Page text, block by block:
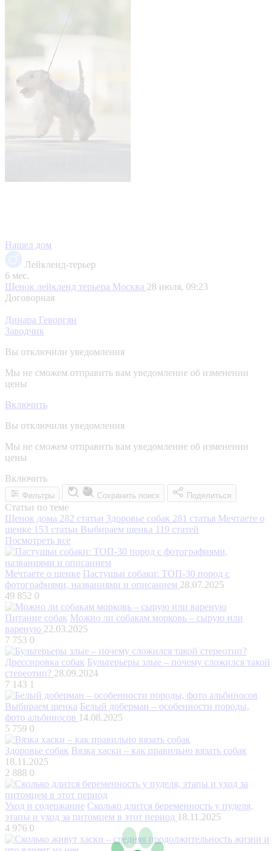
Нашел дом
Лейкленд-терьер
6 мес.
Щенок лейкленд терьера Москва 28 июля, 09:23
Договорная
Динара Геворгян
Заводчик
Вы отключили уведомления
Мы не сможем отправить вам уведомление об изменении
цены
Включить
Вы отключили уведомления
Мы не сможем отправить вам уведомление об изменении
цены
Включить
Фильтры Сохранить поиск Поделиться
Статьи по теме
Щенок дома 282 статьи Здоровье собак 281 статья Мечтаете о
щенке 153 статьи Выбираем щенка 119 статей
Посмотреть все
Мечтаете о щенке Пастушьи собаки: ТОП-30 пород с
фотографиями, названиями и описанием 28.07.2025
49 852 0
Питание собак Можно ли собакам морковь – сырую или
вареную 22.03.2025
7 753 0
Дрессировка собак Бультерьеры злые – почему сложился такой
стереотип? 28.09.2024
7 143 1
Выбираем щенка Белый доберман – особенности породы,
фото альбиносов 14.08.2025
5 759 0
Здоровье собак Вязка хаски – как правильно вязать собак
18.11.2025
2 888 0
Уход и содержание Сколько длится беременность у пуделя,
этапы и уход за питомцем в этот период 18.11.2025
4 976 0